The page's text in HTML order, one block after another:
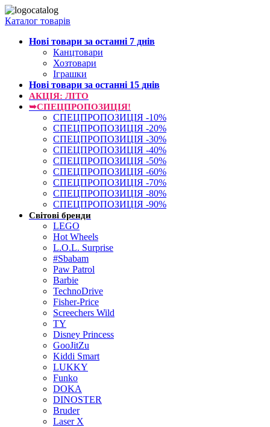
Каталог товарів
Нові товари за останнi 7 днiв
Канцтовари
Хозтовари
Іграшки
Нові товари за останнi 15 днiв
АКЦІЯ: ЛІТО
➥СПЕЦПРОПОЗИЦІЯ!
СПЕЦПРОПОЗИЦІЯ -10%
СПЕЦПРОПОЗИЦІЯ -20%
СПЕЦПРОПОЗИЦІЯ -30%
СПЕЦПРОПОЗИЦІЯ -40%
СПЕЦПРОПОЗИЦІЯ -50%
СПЕЦПРОПОЗИЦІЯ -60%
СПЕЦПРОПОЗИЦІЯ -70%
СПЕЦПРОПОЗИЦІЯ -80%
СПЕЦПРОПОЗИЦІЯ -90%
Світові бренди
LEGO
Hot Wheels
L.O.L. Surprise
#Sbabam
Paw Patrol
Barbie
TechnoDrive
Fisher-Price
Screechers Wild
TY
Disney Princess
GooJitZu
Kiddi Smart
LUKKY
Funko
DOKA
DINOSTER
Bruder
Laser X